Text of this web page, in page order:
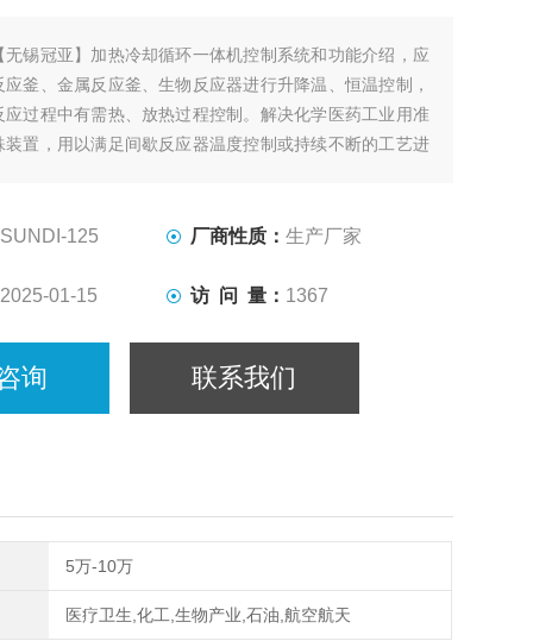
无锡冠亚】加热冷却循环一体机控制系统和功能介绍，应
釜、金属反应釜、生物反应器进行升降温、恒温控制，
应过程中有需热、放热过程控制。解决化学医药工业用准
装置，用以满足间歇反应器温度控制或持续不断的工艺进
SUNDI-125 厂商性质：生产厂家
2025-01-15 访 问 量： 1367
询 联系我们
5万-10万
医疗卫生,化工,生物产业,石油,航空航天